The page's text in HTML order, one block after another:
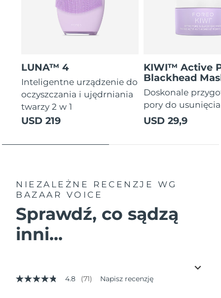
LUNA™ 4
Inteligentne urządzenie do
oczyszczania i ujędrniania
twarzy 2 w 1
USD 219
KIWI™ Active
Blackhead
Doskonale
pory do
USD 29,9
NIEZALEŻNE RECENZJE
WG
BAZAAR VOICE
Sprawdź, co sądzą
inni...
4.8
4.8 (71) Napisz recenzję